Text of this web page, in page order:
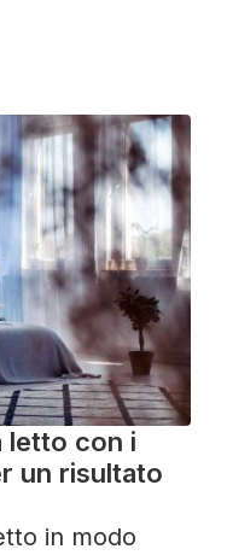
letto con i
un risultato
in modo